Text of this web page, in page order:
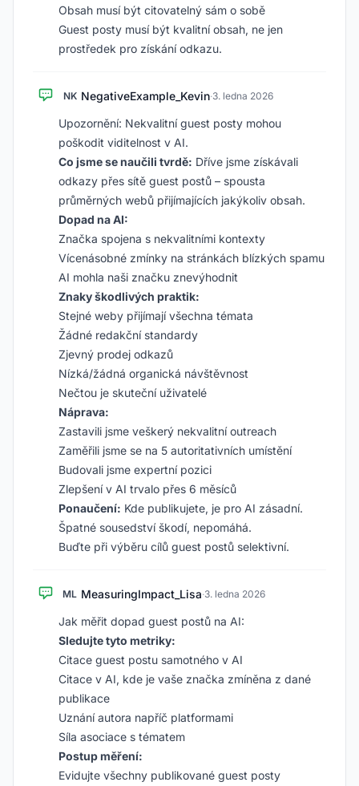
Obsah musí být citovatelný sám o sobě
Guest posty musí být kvalitní obsah, ne jen
prostředek pro získání odkazu.
NK NegativeExample_Kevin·3. ledna 2026
Upozornění: Nekvalitní guest posty mohou
poškodit viditelnost v AI.
Co jsme se naučili tvrdě: Dříve jsme získávali
odkazy přes sítě guest postů – spousta
průměrných webů přijímajících jakýkoliv obsah.
Dopad na AI:
Značka spojena s nekvalitními kontexty
Vícenásobné zmínky na stránkách blízkých spamu
AI mohla naši značku znevýhodnit
Znaky škodlivých praktik:
Stejné weby přijímají všechna témata
Žádné redakční standardy
Zjevný prodej odkazů
Nízká/žádná organická návštěvnost
Nečtou je skuteční uživatelé
Náprava:
Zastavili jsme veškerý nekvalitní outreach
Zaměřili jsme se na 5 autoritativních umístění
Budovali jsme expertní pozici
Zlepšení v AI trvalo přes 6 měsíců
Ponaučení: Kde publikujete, je pro AI zásadní.
Špatné sousedství škodí, nepomáhá.
Buďte při výběru cílů guest postů selektivní.
ML MeasuringImpact_Lisa·3. ledna 2026
Jak měřit dopad guest postů na AI:
Sledujte tyto metriky:
Citace guest postu samotného v AI
Citace v AI, kde je vaše značka zmíněna z dané
publikace
Uznání autora napříč platformami
Síla asociace s tématem
Postup měření:
Evidujte všechny publikované guest posty